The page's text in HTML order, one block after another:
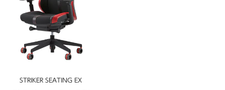
STRIKER SEATING EX